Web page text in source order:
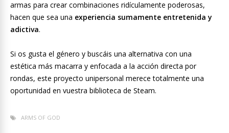
armas para crear combinaciones ridículamente poderosas,
hacen que sea una experiencia sumamente entretenida y
adictiva.
Si os gusta el género y buscáis una alternativa con una
estética más macarra y enfocada a la acción directa por
rondas, este proyecto unipersonal merece totalmente una
oportunidad en vuestra biblioteca de Steam.
ARMS OF GOD